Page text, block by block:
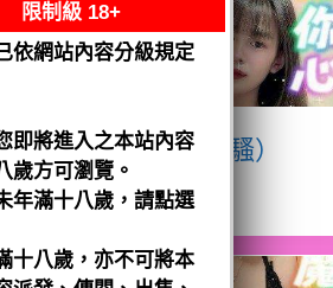
瑄 泰國$2500（騷）
閱讀全文
限制級 18+
依網站內容分級規定
即將進入之本站內容
歲方可瀏覽。
年滿十八歲，請點選
十八歲，亦不可將本